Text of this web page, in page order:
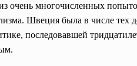
очень многочисленных
Швеция была в числе тех
последовавшей